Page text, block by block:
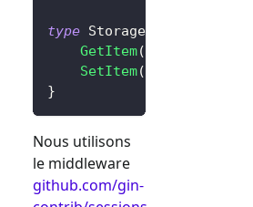
type Storage
GetItem(
SetItem(
}
Nous utilisons
le middleware
github.com/gin-